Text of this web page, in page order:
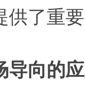
供了重要
导向的